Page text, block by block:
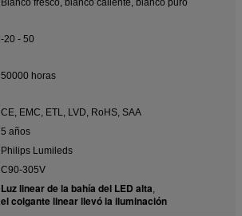
Blanco fresco, blanco caliente, blanco puro
-20 - 50
50000 horas
CE, EMC, ETL, LVD, RoHS, SAA
5 años
Philips Lumileds
C90-305V
Luz linear de la bahía del LED alta,
el colgante linear llevó la iluminación